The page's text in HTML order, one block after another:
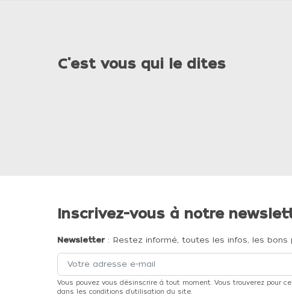
C'est vous qui le dites
Inscrivez-vous à notre
Newsletter: Restez informé, toutes les infos, les bons
Vous pouvez vous désinscrire à tout moment. Vous trouverez pour
dans les conditions d'utilisation du site.